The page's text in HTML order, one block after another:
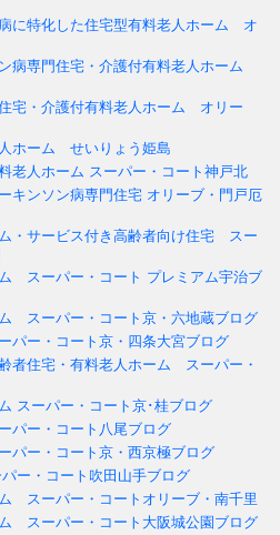
に特化した住宅型有料老人ホーム オ
病専門住宅・介護付有料老人ホーム
宅・介護付有料老人ホーム オリー
ホーム せいりょう姫島
老人ホーム スーパー・コート神戸北
キンソン病専門住宅 オリーブ・門戸厄
・サービス付き高齢者向け住宅 スー
スーパー・コート プレミアム宇治ブ
スーパー・コート京・六地蔵ブログ
ー・コート京・四条大宮ブログ
者住宅・有料老人ホーム スーパー・
スーパー・コート京･桂ブログ
パー・コート八尾ブログ
ー・コート京・西京極ブログ
ー・コート吹田山手ブログ
スーパー・コートオリーブ・南千里
スーパー・コート大阪城公園ブログ